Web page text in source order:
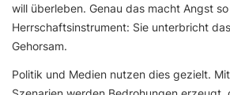
will überleben. Genau das macht Angst
Herrschaftsinstrument: Sie unterbricht
Gehorsam.
Politik und Medien nutzen dies gezielt.